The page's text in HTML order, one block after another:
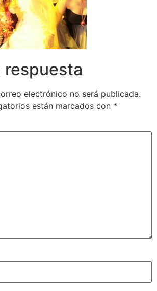
respuesta
electrónico no será publicada.
están marcados con *